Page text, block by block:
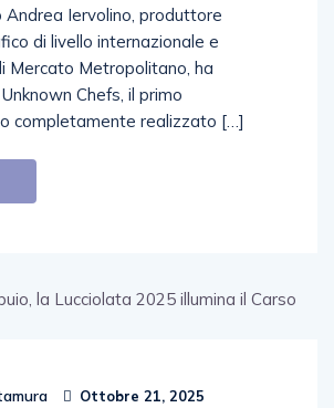
Andrea Iervolino, produttore
di livello internazionale e
Mercato Metropolitano, ha
Chefs, il primo
completamente realizzato […]
Ottobre 21, 2025